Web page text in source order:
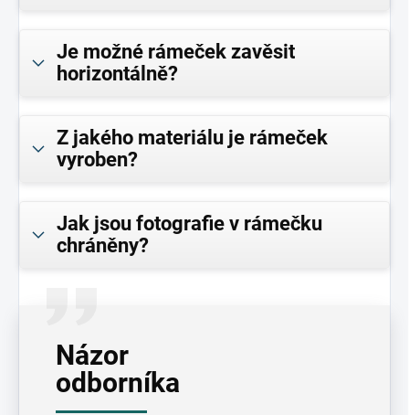
Je možné rámeček zavěsit
horizontálně?
Z jakého materiálu je rámeček
vyroben?
Jak jsou fotografie v rámečku
chráněny?
Názor
odborníka